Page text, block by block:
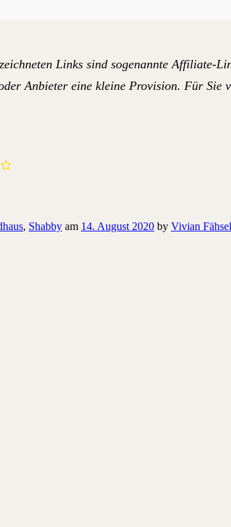
Links sind sogenannte Affiliate-
Anbieter eine kleine Provision. Für
, Shabby am 14. August 2020 by Vivian Fähsel